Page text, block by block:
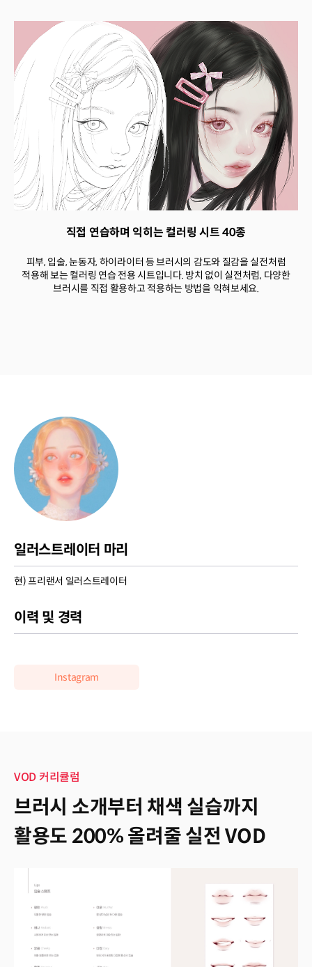
직접 연습하며 익히는 컬러링 시트 40종
피부, 입술, 눈동자, 하이라이터 등 브러시의 감도와 질감을 실전처럼
적용해 보는 컬러링 연습 전용 시트입니다. 방치 없이 실전처럼, 다양한
브러시를 직접 활용하고 적용하는 방법을 익혀보세요.
일러스트레이터 마리
현) 프리랜서 일러스트레이터
이력 및 경력
Instagram
VOD 커리큘럼
브러시 소개부터 채색 실습까지
활용도 200% 올려줄 실전 VOD